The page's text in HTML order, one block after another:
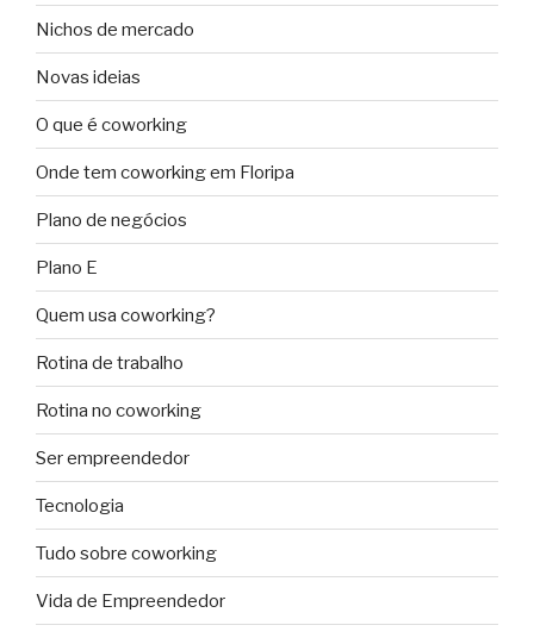
Nichos de mercado
Novas ideias
O que é coworking
Onde tem coworking em Floripa
Plano de negócios
Plano E
Quem usa coworking?
Rotina de trabalho
Rotina no coworking
Ser empreendedor
Tecnologia
Tudo sobre coworking
Vida de Empreendedor